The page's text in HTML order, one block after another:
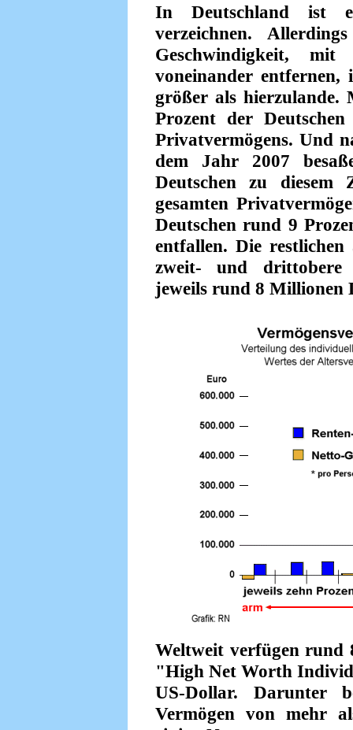
In Deutschland ist
verzeichnen.
Geschwindigkeit,
voneinander entfernen,
größer als hierzulande.
Prozent der
Privatvermögens. Und
dem Jahr 2007
Deutschen zu
gesamten
Deutschen rund 9
entfallen. Die
zweit- und drittobere
jeweils rund 8 Millionen
Weltweit verfügen rund
"High Net Worth
US-Dollar. Darunter
Vermögen von mehr